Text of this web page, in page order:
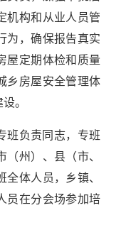
机构和从业人员管
为，确保报告真实
屋定期体检和质量
乡房屋安全管理体
。
班负责同志，专班
州）、县（市、
体人员，乡镇、
员在分会场参加培